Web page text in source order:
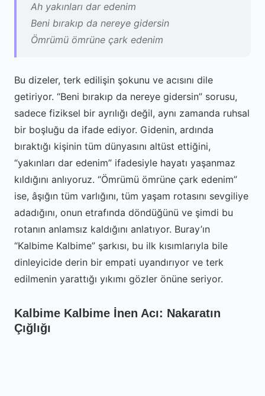
Ah yakınları dar edenim
Beni bırakıp da nereye gidersin
Ömrümü ömrüne çark edenim
Bu dizeler, terk edilişin şokunu ve acısını dile
getiriyor. “Beni bırakıp da nereye gidersin” sorusu,
sadece fiziksel bir ayrılığı değil, aynı zamanda ruhsal
bir boşluğu da ifade ediyor. Gidenin, ardında
bıraktığı kişinin tüm dünyasını altüst ettiğini,
“yakınları dar edenim” ifadesiyle hayatı yaşanmaz
kıldığını anlıyoruz. “Ömrümü ömrüne çark edenim”
ise, âşığın tüm varlığını, tüm yaşam rotasını sevgiliye
adadığını, onun etrafında döndüğünü ve şimdi bu
rotanın anlamsız kaldığını anlatıyor. Buray’ın
“Kalbime Kalbime” şarkısı, bu ilk kısımlarıyla bile
dinleyicide derin bir empati uyandırıyor ve terk
edilmenin yarattığı yıkımı gözler önüne seriyor.
Kalbime Kalbime İnen Acı: Nakaratın
Çığlığı